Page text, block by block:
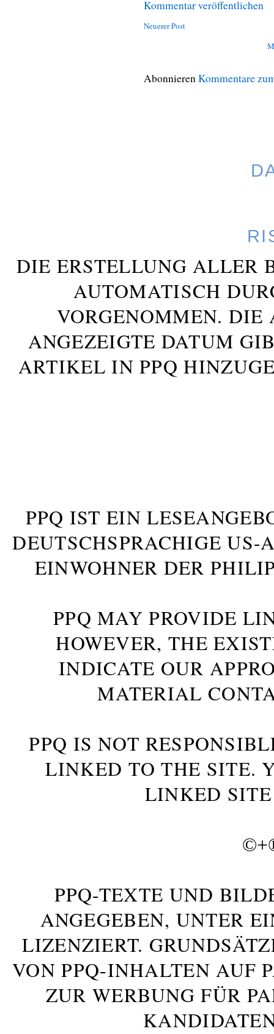
Kommentar veröffentlichen
Neuerer Post
AbonnierenKommentare
DIE ERSTELLUNG ALLER
AUTOMATISCH
VORGENOMMEN. DIE
ANGEZEIGTE DATUM
ARTIKEL IN PPQ
PPQ IST EIN
DEUTSCHSPRACHIGE US-
INWOHNER DER
PPQ MAY PROVIDE
HOWEVER, THE
INDICATE OUR
MATERIAL
PPQ IS NOT
LINKED TO THE SITE.
LINKED
©+
PPQ-TEXTE UND
ANGEGEBEN, UNTER
LIZENZIERT.
VON PPQ-INHALTEN AUF
ZUR WERBUNG FÜR